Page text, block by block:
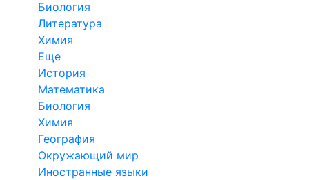
Биология
Литература
Химия
Еще
История
Математика
Биология
Химия
География
Окружающий мир
Иностранные языки